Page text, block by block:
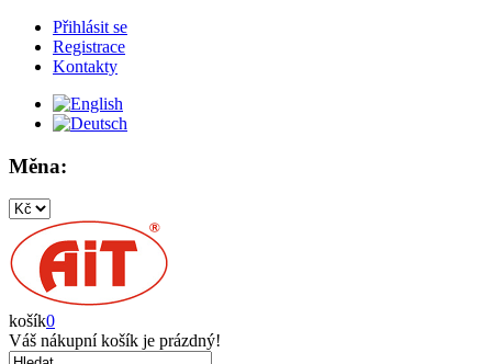
Přihlásit se
Registrace
Kontakty
Měna:
košík0
Váš nákupní košík je prázdný!